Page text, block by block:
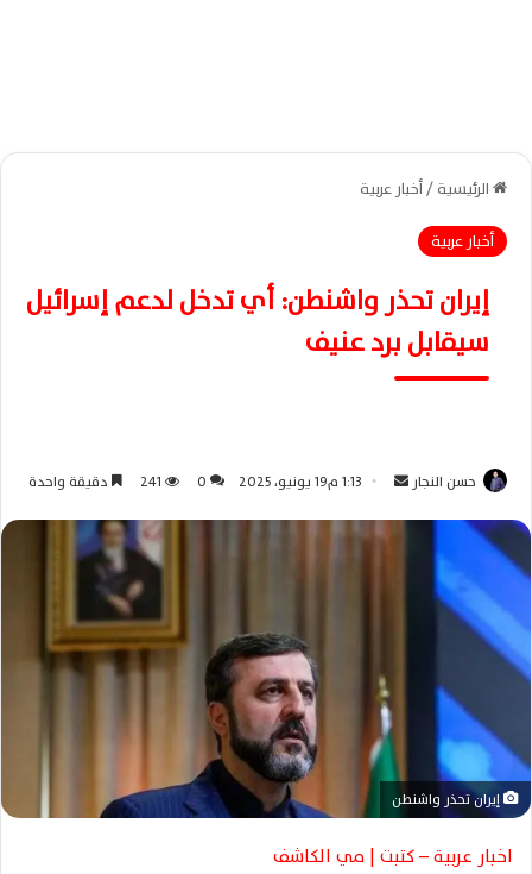
الرئيسية/أخبار عربية
أخبار عربية
إيران تحذر واشنطن: أي تدخل لدعم إسرائيل
سيقابل برد عنيف
حسن النجار
س
د
ا
إ
ل
ك
ت
ر
1:13 م19 يونيو، 2025 0
241 دقيقة واحدة
إيران تحذر واشنطن
اخبار عربية – كتبت | مي الكاشف